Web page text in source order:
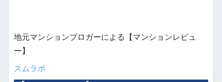
地元マンションブロガーによる【マンションレビュ
ー】
スムラボ